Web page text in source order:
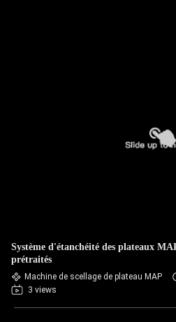
Système d'étanchéité des plateaux
prétraités
Machine de scellage de plateau MAP
3 views